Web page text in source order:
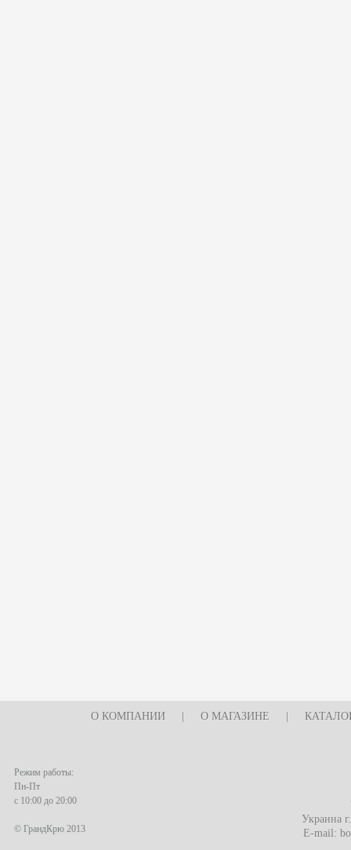
О КОМПАНИИ О МАГАЗИНЕ
Режим работы:
Пн-Пт
с 10:00 до 20:00
© ГрандКрю 2013
Украина
E-mail: